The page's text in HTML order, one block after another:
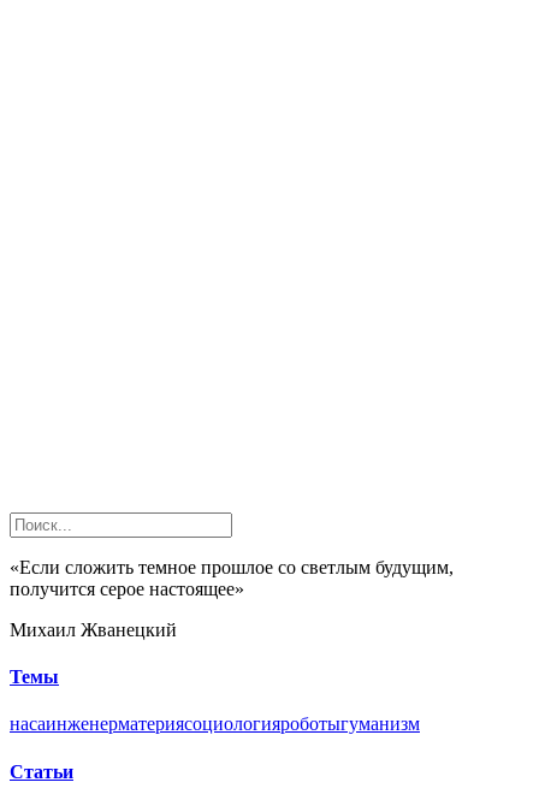
«Если сложить темное прошлое со светлым будущим,
получится серое настоящее»
Михаил Жванецкий
Темы
насаинженерматериясоциологияроботыгуманизм
Статьи